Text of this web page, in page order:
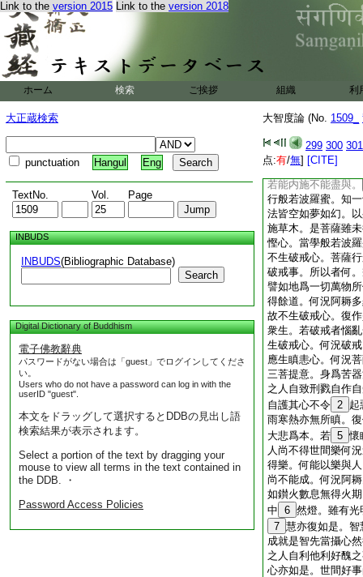
Link to the version 2015 Link to the version 2018
ホーム 検索 ご挨拶 組織 利
大正蔵検索
punctuation Hangul Eng
TextNo. Vol. Page
INBUDS
INBUDS(Bibliographic Database)
Search
Digital Dictionary of Buddhism
電子佛教辭典
パスワードがない場合は「guest」でログインしてくださ
い。
Users who do not have a password can log in with the
userID "guest".
本文をドラッグして選択するとDDBの見出し語
検索結果が表示されます。
Select a portion of the text by dragging your
mouse to view all terms in the text contained in
the DDB. ・
Password Access Policies
大智度論 (No. 1509_
299 300 301
点:有/無] [CITE]
利益。何況行般若
結使云何世間受生
無生法忍得法性生
＊經 22
復次舍利
若波羅蜜。＊ 論是
羅蜜門。如菩薩行
24
布施不清淨。
好物不能多與。若
若能内施不能盡與。
行般若波羅蜜。知
法皆空如夢如幻。
施草木。是菩薩雖
慳心。當學般若波
不生破戒心。菩薩
破戒事。所以者何
譬如地爲一切萬物
得餘道。何況阿耨
故不生破戒心。復
衆生。若破戒者惱
生破戒心。何況破
應生瞋恚心。何況
三菩提意。身爲苦
之人自致刑戮自作
自護其心不令 2 起
雨寒熱亦無所瞋。
大悲爲本。若 5 懷
人尚不得世間樂何
得樂。何能以樂與
尚不能成。何況阿
如鑚火數息無得火
中 6 然燈。雖有光
7 慧亦復如是。
成就是智先當攝心
之人自利他利好醜
心亦如是。世間好